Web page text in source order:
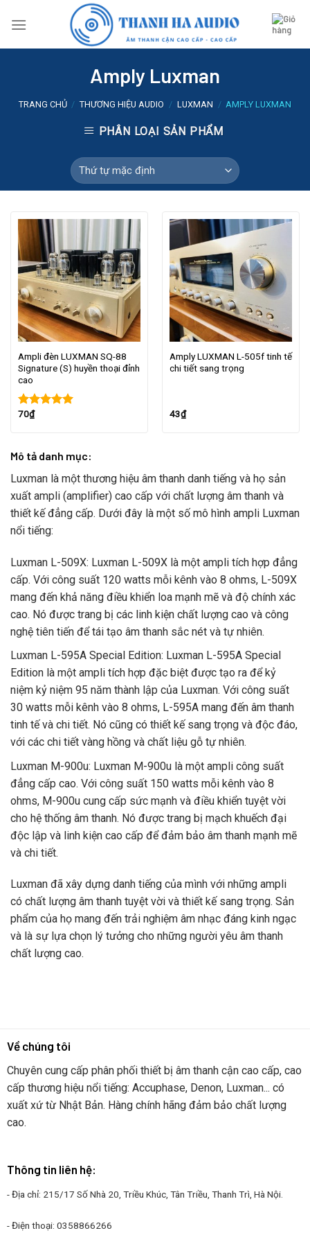
Amply Luxman
TRANG CHỦ / THƯƠNG HIỆU AUDIO / LUXMAN / AMPLY LUXMAN
PHÂN LOẠI SẢN PHẨM
Ampli đèn LUXMAN SQ-88
Signature (S) huyền thoại đỉnh
cao
Được xếp
70₫
Amply LUXMAN L-505f tinh tế
chi tiết sang trọng
43₫
Mô tả danh mục:
Luxman là một thương hiệu âm thanh danh tiếng và họ sản
xuất ampli (amplifier) cao cấp với chất lượng âm thanh và
thiết kế đẳng cấp. Dưới đây là một số mô hình ampli Luxman
nổi tiếng:
Luxman L-509X: Luxman L-509X là một ampli tích hợp đẳng
cấp. Với công suất 120 watts mỗi kênh vào 8 ohms, L-509X
mang đến khả năng điều khiển loa mạnh mẽ và độ chính xác
cao. Nó được trang bị các linh kiện chất lượng cao và công
nghệ tiên tiến để tái tạo âm thanh sắc nét và tự nhiên.
Luxman L-595A Special Edition: Luxman L-595A Special
Edition là một ampli tích hợp đặc biệt được tạo ra để kỷ
niệm kỷ niệm 95 năm thành lập của Luxman. Với công suất
30 watts mỗi kênh vào 8 ohms, L-595A mang đến âm thanh
tinh tế và chi tiết. Nó cũng có thiết kế sang trọng và độc đáo,
với các chi tiết vàng hồng và chất liệu gỗ tự nhiên.
Luxman M-900u: Luxman M-900u là một ampli công suất
đẳng cấp cao. Với công suất 150 watts mỗi kênh vào 8
ohms, M-900u cung cấp sức mạnh và điều khiển tuyệt vời
cho hệ thống âm thanh. Nó được trang bị mạch khuếch đại
độc lập và linh kiện cao cấp để đảm bảo âm thanh mạnh mẽ
và chi tiết.
Luxman đã xây dựng danh tiếng của mình với những ampli
có chất lượng âm thanh tuyệt vời và thiết kế sang trọng. Sản
phẩm của họ mang đến trải nghiệm âm nhạc đáng kinh ngạc
và là sự lựa chọn lý tưởng cho những người yêu âm thanh
chất lượng cao.
Về chúng tôi
Chuyên cung cấp phân phối thiết bị âm thanh cận cao cấp, cao
cấp thương hiệu nổi tiếng: Accuphase, Denon, Luxman... có
xuất xứ từ Nhật Bản. Hàng chính hãng đảm bảo chất lượng
cao.
Thông tin liên hệ:
- Địa chỉ: 215/17 Số Nhà 20, Triều Khúc, Tân Triều, Thanh Trì, Hà Nội.
- Điện thoại: 0358866266